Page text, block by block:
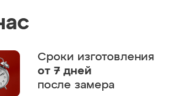
Сроки изготовления
от 7 дней
после замера